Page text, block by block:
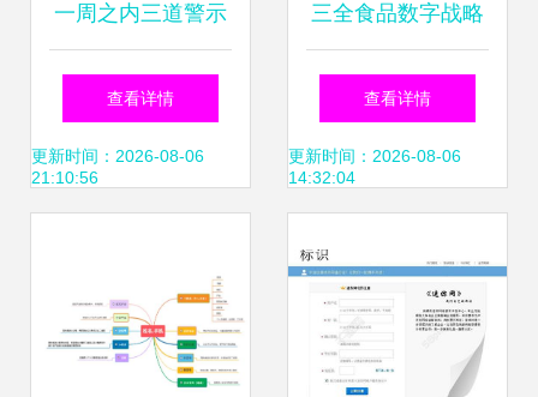
一周之内三道警示
函 证券会计师事务
所监管再升级
查看详情
更新时间：2026-08-06
21:10:56
三全食品数字战略
加速 新提商标涵盖
互联网域名注册服
融合信号
查看详情
更新时间：2026-08-06
14:32:04